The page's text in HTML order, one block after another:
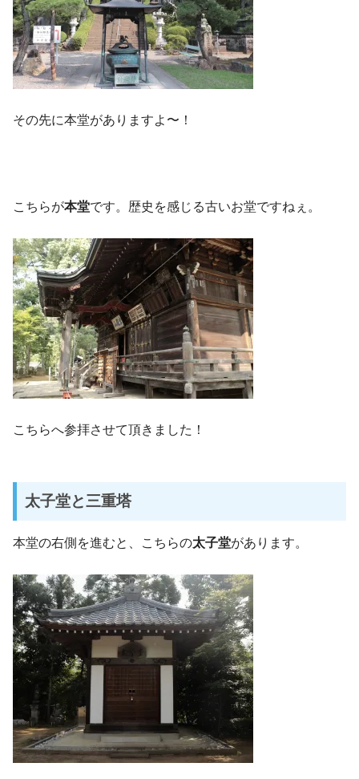
その先に本堂がありますよ〜！
こちらが本堂です。歴史を感じる古いお堂ですねぇ。
こちらへ参拝させて頂きました！
太子堂と三重塔
本堂の右側を進むと、こちらの太子堂があります。